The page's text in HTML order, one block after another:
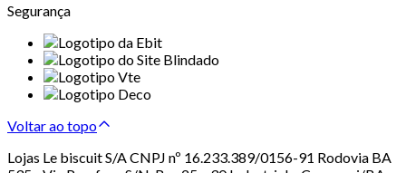
Segurança
Voltar ao topo
Lojas Le biscuit S/A CNPJ nº 16.233.389/0156-91 Rodovia BA